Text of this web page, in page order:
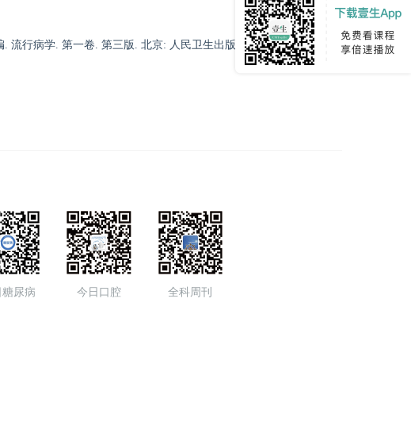
行病学. 第一卷. 第三版. 北京: 人民卫生出版社, 2015.》，请关注
尿病 今日口腔 全科周刊